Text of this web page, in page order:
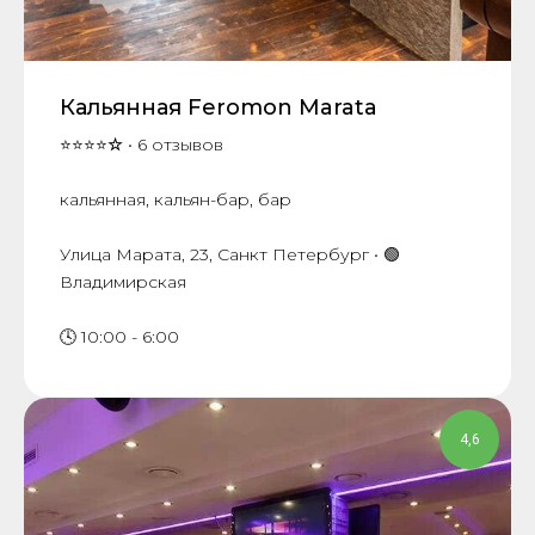
Кальянная Feromon Marata
⭐⭐⭐⭐☆ • 6 отзывов
кальянная, кальян-бар, бар
​Улица Марата, 23, Санкт Петербург • 🟢
Владимирская
🕓 10:00 - 6:00
4,6